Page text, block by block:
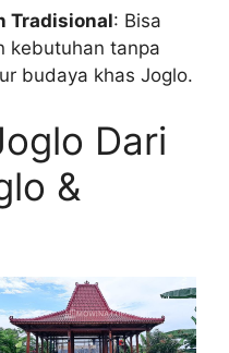
Tradisional: Bisa
kebutuhan tanpa
budaya khas Joglo.
Dari
&